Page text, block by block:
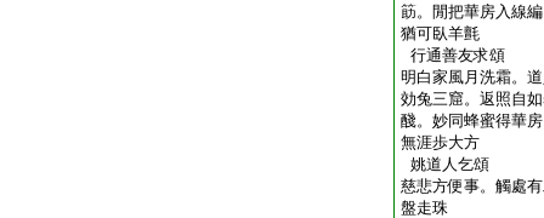
筯。閒把華房入線
猶可臥羊氈
行通善友求頌
明白家風月洗霜。
効兔三窟。返照自
醆。妙同蜂蜜得華
無涯歩大方
姚道人乞頌
慈悲方便事。觸處
盤走珠